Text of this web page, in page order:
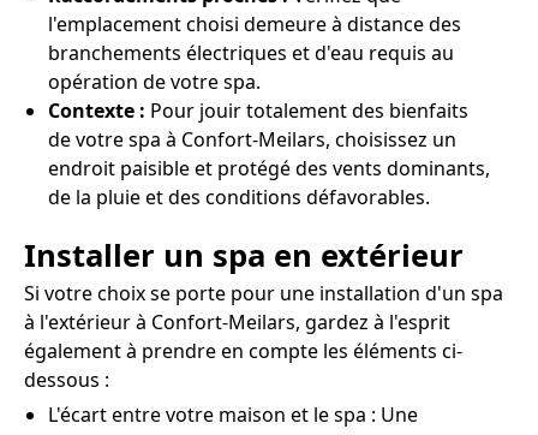
l'emplacement choisi demeure à distance des
branchements électriques et d'eau requis au
opération de votre spa.
Contexte : Pour jouir totalement des bienfaits
de votre spa à Confort-Meilars, choisissez un
endroit paisible et protégé des vents dominants,
de la pluie et des conditions défavorables.
Installer un spa en extérieur
Si votre choix se porte pour une installation d'un spa
à l'extérieur à Confort-Meilars, gardez à l'esprit
également à prendre en compte les éléments ci-
dessous :
L'écart entre votre maison et le spa : Une